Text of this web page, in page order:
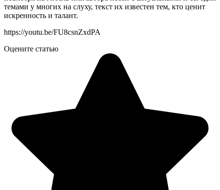
темами у многих на слуху, текст их известен тем, кто ценит
искренность и талант.
https://youtu.be/FU8csnZxdPA
Оцените статью